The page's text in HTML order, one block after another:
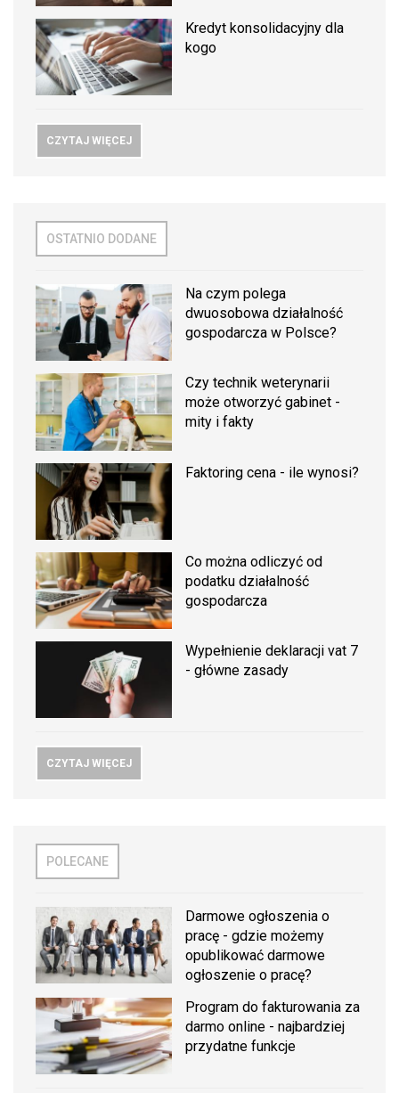
Kredyt konsolidacyjny dla
kogo
CZYTAJ WIĘCEJ
OSTATNIO DODANE
Na czym polega
dwuosobowa działalność
gospodarcza w Polsce?
Czy technik weterynarii
może otworzyć gabinet -
mity i fakty
Faktoring cena - ile wynosi?
Co można odliczyć od
podatku działalność
gospodarcza
Wypełnienie deklaracji vat 7
- główne zasady
CZYTAJ WIĘCEJ
POLECANE
Darmowe ogłoszenia o
pracę - gdzie możemy
opublikować darmowe
ogłoszenie o pracę?
Program do fakturowania za
darmo online - najbardziej
przydatne funkcje